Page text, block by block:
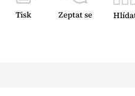
Tisk Zeptat se